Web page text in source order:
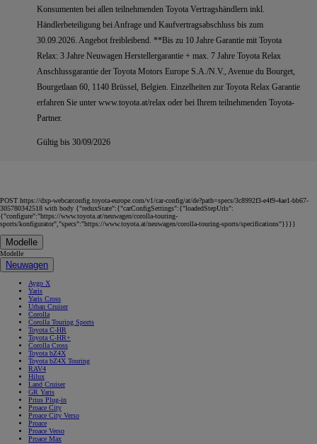
Konsumenten bei allen teilnehmenden Toyota Vertragshändlern inkl.
Händlerbeteiligung bei Anfrage und Kaufvertragsabschluss bis zum
30.09.2026. Angebot freibleibend. **Bis zu 10 Jahre Garantie mit Toyota
Relax: 3 Jahre Neuwagen Herstellergarantie + max. 7 Jahre Toyota Relax
Anschlussgarantie der Toyota Motors Europe S.A./N.V., Avenue du Bourget,
Bourgetlaan 60, 1140 Brüssel, Belgien. Einzelheiten zur Toyota Relax Garantie
erfahren Sie unter www.toyota.at/relax oder bei Ihrem teilnehmenden Toyota-
Partner.
Gültig bis 30/09/2026
POST https://dxp-webcarconfig.toyota-europe.com/v1/car-config/at/de?path=specs/3c8992f3-e4f9-4ae1-bb67-
305780342518 with body {"reduxState":{"carConfigSettings":{"loadedStepUrls":
{"configure":"https://www.toyota.at/neuwagen/corolla-touring-
sports/konfigurator","specs":"https://www.toyota.at/neuwagen/corolla-touring-sports/specifications"}}}}
Modelle
Modelle
Neuwagen
Aygo X
Yaris
Yaris Cross
Urban Cruiser
Corolla
Corolla Touring Sports
Toyota C-HR
Toyota C-HR+
Corolla Cross
Toyota bZ4X
Toyota bZ4X Touring
RAV4
Hilux
Land Cruiser
GR Yaris
Prius Plug-in
Proace City
Proace City Verso
Proace
Proace Verso
Proace Max